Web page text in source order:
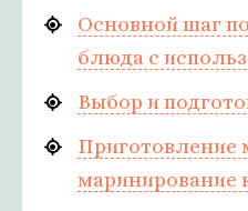
Основной шаг
блюда с
Выбор и
Приготовление
маринирование